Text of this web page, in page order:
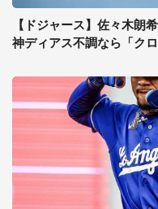
【ドジャース】佐々木朗
神ディアス不調なら「ク